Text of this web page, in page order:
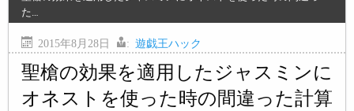
た…
2015年8月28日 : 遊戯王ハック
聖槍の効果を適用したジャスミンに
オネストを使った時の間違った計算